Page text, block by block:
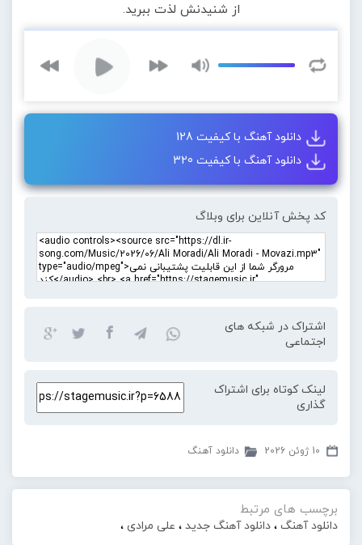
از شنیدنش لذت ببرید.
دانلود آهنگ با کیفیت 128
دانلود آهنگ با کیفیت 320
کد پخش آنلاین برای وبلاگ
اشتراک در شبکه های
اجتماعی
لینک کوتاه برای اشتراک
گذاری
10 ژوئن 2026 دانلود آهنگ
برچسب های مرتبط
دانلود آهنگ ، دانلود آهنگ جدید ، علی مرادی ،